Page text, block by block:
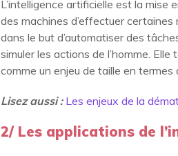
L’intelligence artificielle est la mise
des machines d’effectuer certaines
dans le but d’automatiser des
simuler les actions de l’homme.
comme un enjeu de taille en
Lisez aussi : Les enjeux de la
2/ Les applications de